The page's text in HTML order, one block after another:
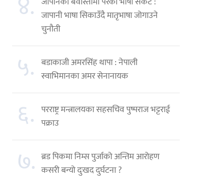
जापानी भाषा सिकाउँदै मातृभाषा जोगाउने
चुनौती
५. बडाकाजी अमरसिंह थापा : नेपाली
स्वाभिमानका अमर सेनानायक
६. परराष्ट्र मन्त्रालयका सहसचिव पुष्पराज भट्टराई
पक्राउ
७. ब्रड पिकमा निम्स पुर्जाको अन्तिम आरोहण
कसरी बन्यो दुःखद दुर्घटना ?